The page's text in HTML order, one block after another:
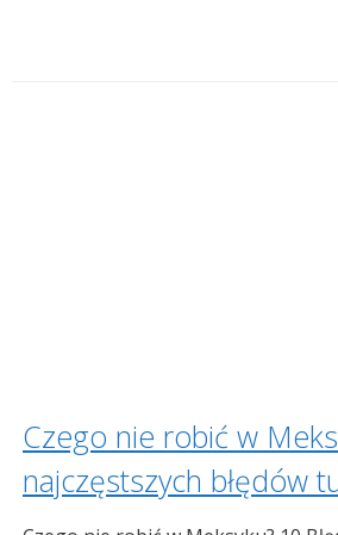
Czego nie robić w
najczęstszych błędów